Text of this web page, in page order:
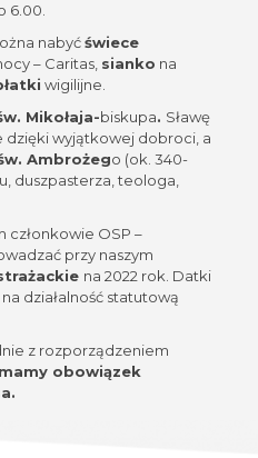
6.00.
nabyćświece
– Caritas, sianko na
wigilijne.
Mikołaja-biskupa. Sławę
dzięki wyjątkowej dobroci, a
Ambrożego (ok. 340-
duszpasterza, teologa,
członkowie OSP –
przy naszym
na 2022 rok. Datki
działalność statutową
z rozporządzeniem
mamy obowiązek